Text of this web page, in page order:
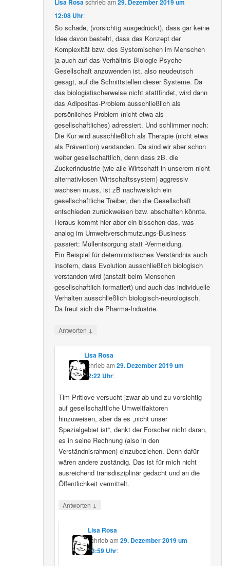
Lisa Rosaschriebam29. Dezember 2019 um
12:08 Uhr:
So schade, (vorsichtig ausgedrückt), dass gar keine
Idee davon besteht, dass das Konzept der
Komplexität bzw. des Systemischen im Menschen
ja auch auf das Verhältnis Biologie-Psyche-
Gesellschaft anzuwenden ist, also neudeutsch
gesagt, auf die Schnittstellen dieser Systeme. Da
das biologistischerweise nicht stattfindet, wird dann
das Adipositas-Problem ausschließlich als
persönliches Problem (nicht etwa als
gesellschaftliches) adressiert. Und schlimmer noch:
Die Kur wird ausschließlich als Therapie (nicht etwa
als Prävention) verstanden. Da sind wir aber schon
weiter gesellschaftlich, denn dass zB. die
Zuckerindustrie (wie alle Wirtschaft in unserem nicht
alternativlosen Wirtschaftssystem) aggressiv
wachsen muss, ist zB nachweislich ein
gesellschaftliche Treiber, den die Gesellschaft
entschieden zurückweisen bzw. abschalten könnte.
Heraus kommt hier aber ein bisschen das, was
analog im Umweltverschmutzungs-Business
passiert: Müllentsorgung statt -Vermeidung.
Ein Beispiel für deterministisches Verständnis auch
insofern, dass Evolution ausschließlich biologisch
verstanden wird (anstatt beim Menschen
gesellschaftlich formatiert) und auch das individuelle
Verhalten ausschließlich biologisch-neurologisch.
Da freut sich die Pharma-Industrie.
Antworten ↓
Lisa Rosa
schriebam 29. Dezember 2019 um
12:22 Uhr:
Tim Pritlove versucht jzwar ab und zu vorsichtig
auf gesellschaftliche Umweltfaktoren
hinzuweisen, aber da es „nicht unser
Spezialgebiet ist“, denkt der Forscher nicht daran,
es in seine Rechnung (also in den
Verständnisrahmen) einzubeziehen. Denn dafür
wären andere zuständig. Das ist für mich nicht
ausreichend transdisziplinär gedacht und an die
Öffentlichkeit vermittelt.
Antworten ↓
Lisa Rosa
schriebam29. Dezember 2019 um
13:59 Uhr: